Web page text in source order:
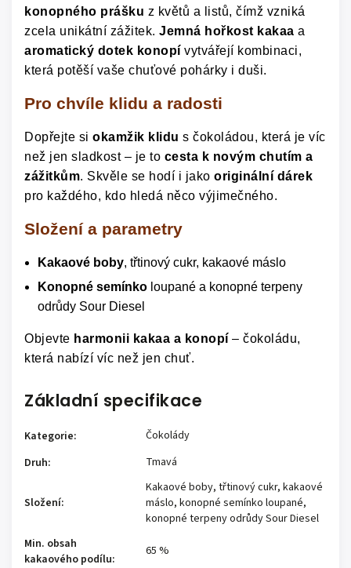
konopného prášku z květů a listů, čímž vzniká
zcela unikátní zážitek. Jemná hořkost kakaa a
aromatický dotek konopí vytvářejí kombinaci,
která potěší vaše chuťové pohárky i duši.
Pro chvíle klidu a radosti
Dopřejte si okamžik klidu s čokoládou, která je víc
než jen sladkost – je to cesta k novým chutím a
zážitkům. Skvěle se hodí i jako originální dárek
pro každého, kdo hledá něco výjimečného.
Složení a parametry
Kakaové boby, třtinový cukr, kakaové máslo
Konopné semínkoloupané a konopné terpeny
odrůdy Sour Diesel
Objevte harmonii kakaa a konopí – čokoládu,
která nabízí víc než jen chuť.
Základní specifikace
Kategorie:
Čokolády
Druh: Tmavá
Složení:
Kakaové boby, třtinový cukr, kakaové
máslo, konopné semínko loupané,
konopné terpeny odrůdy Sour Diesel
Min. obsah
kakaového podílu:
65 %